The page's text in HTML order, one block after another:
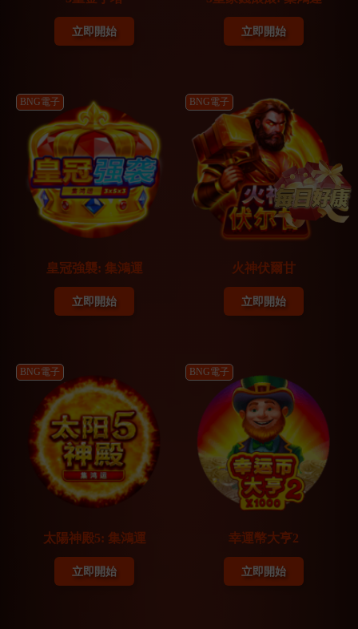
立即開始 立即開始
BNG電子
皇冠強襲: 集鴻運
立即開始
BNG電子
火神伏爾甘
立即開始
BNG電子
太陽神殿5: 集鴻運
立即開始
BNG電子
幸運幣大亨2
立即開始